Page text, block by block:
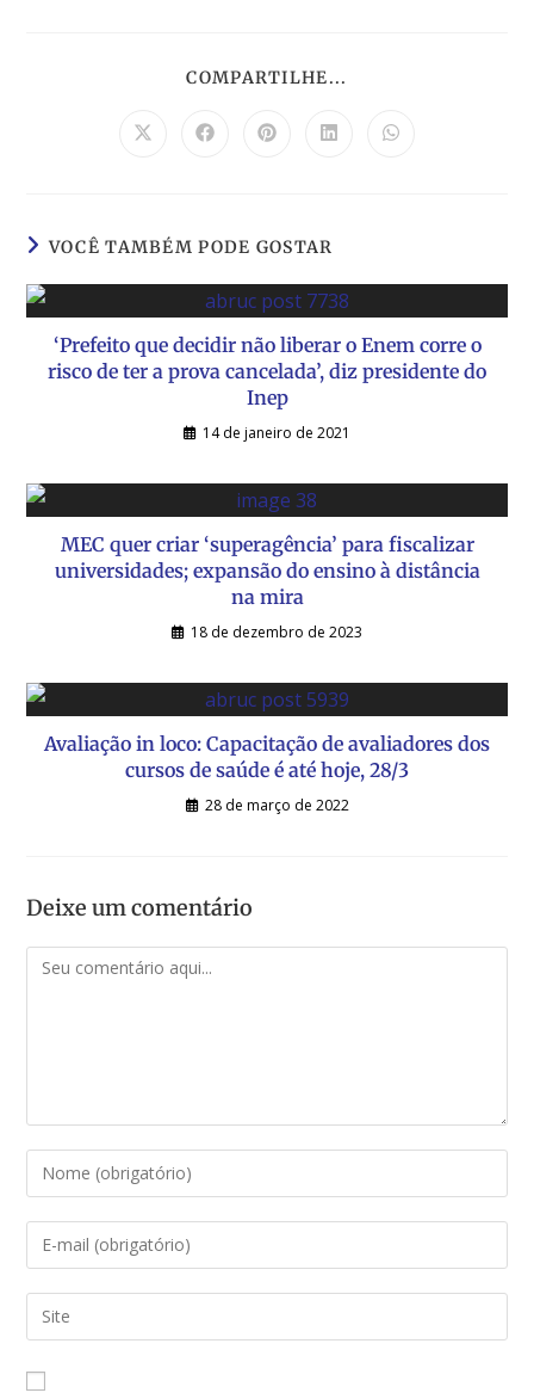
COMPARTILHE...
VOCÊ TAMBÉM PODE GOSTAR
‘Prefeito que decidir não liberar o Enem corre o
risco de ter a prova cancelada’, diz presidente do
Inep
14 de janeiro de 2021
MEC quer criar ‘superagência’ para fiscalizar
universidades; expansão do ensino à distância
na mira
18 de dezembro de 2023
Avaliação in loco: Capacitação de avaliadores dos
cursos de saúde é até hoje, 28/3
28 de março de 2022
Deixe um comentário